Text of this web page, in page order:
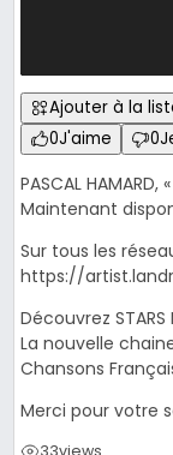
Ajouter à la
0J'aime 0
PASCAL
Maintenant
Sur tous les
https://
Découvrez
La nouvelle
Chansons
Merci pour votre